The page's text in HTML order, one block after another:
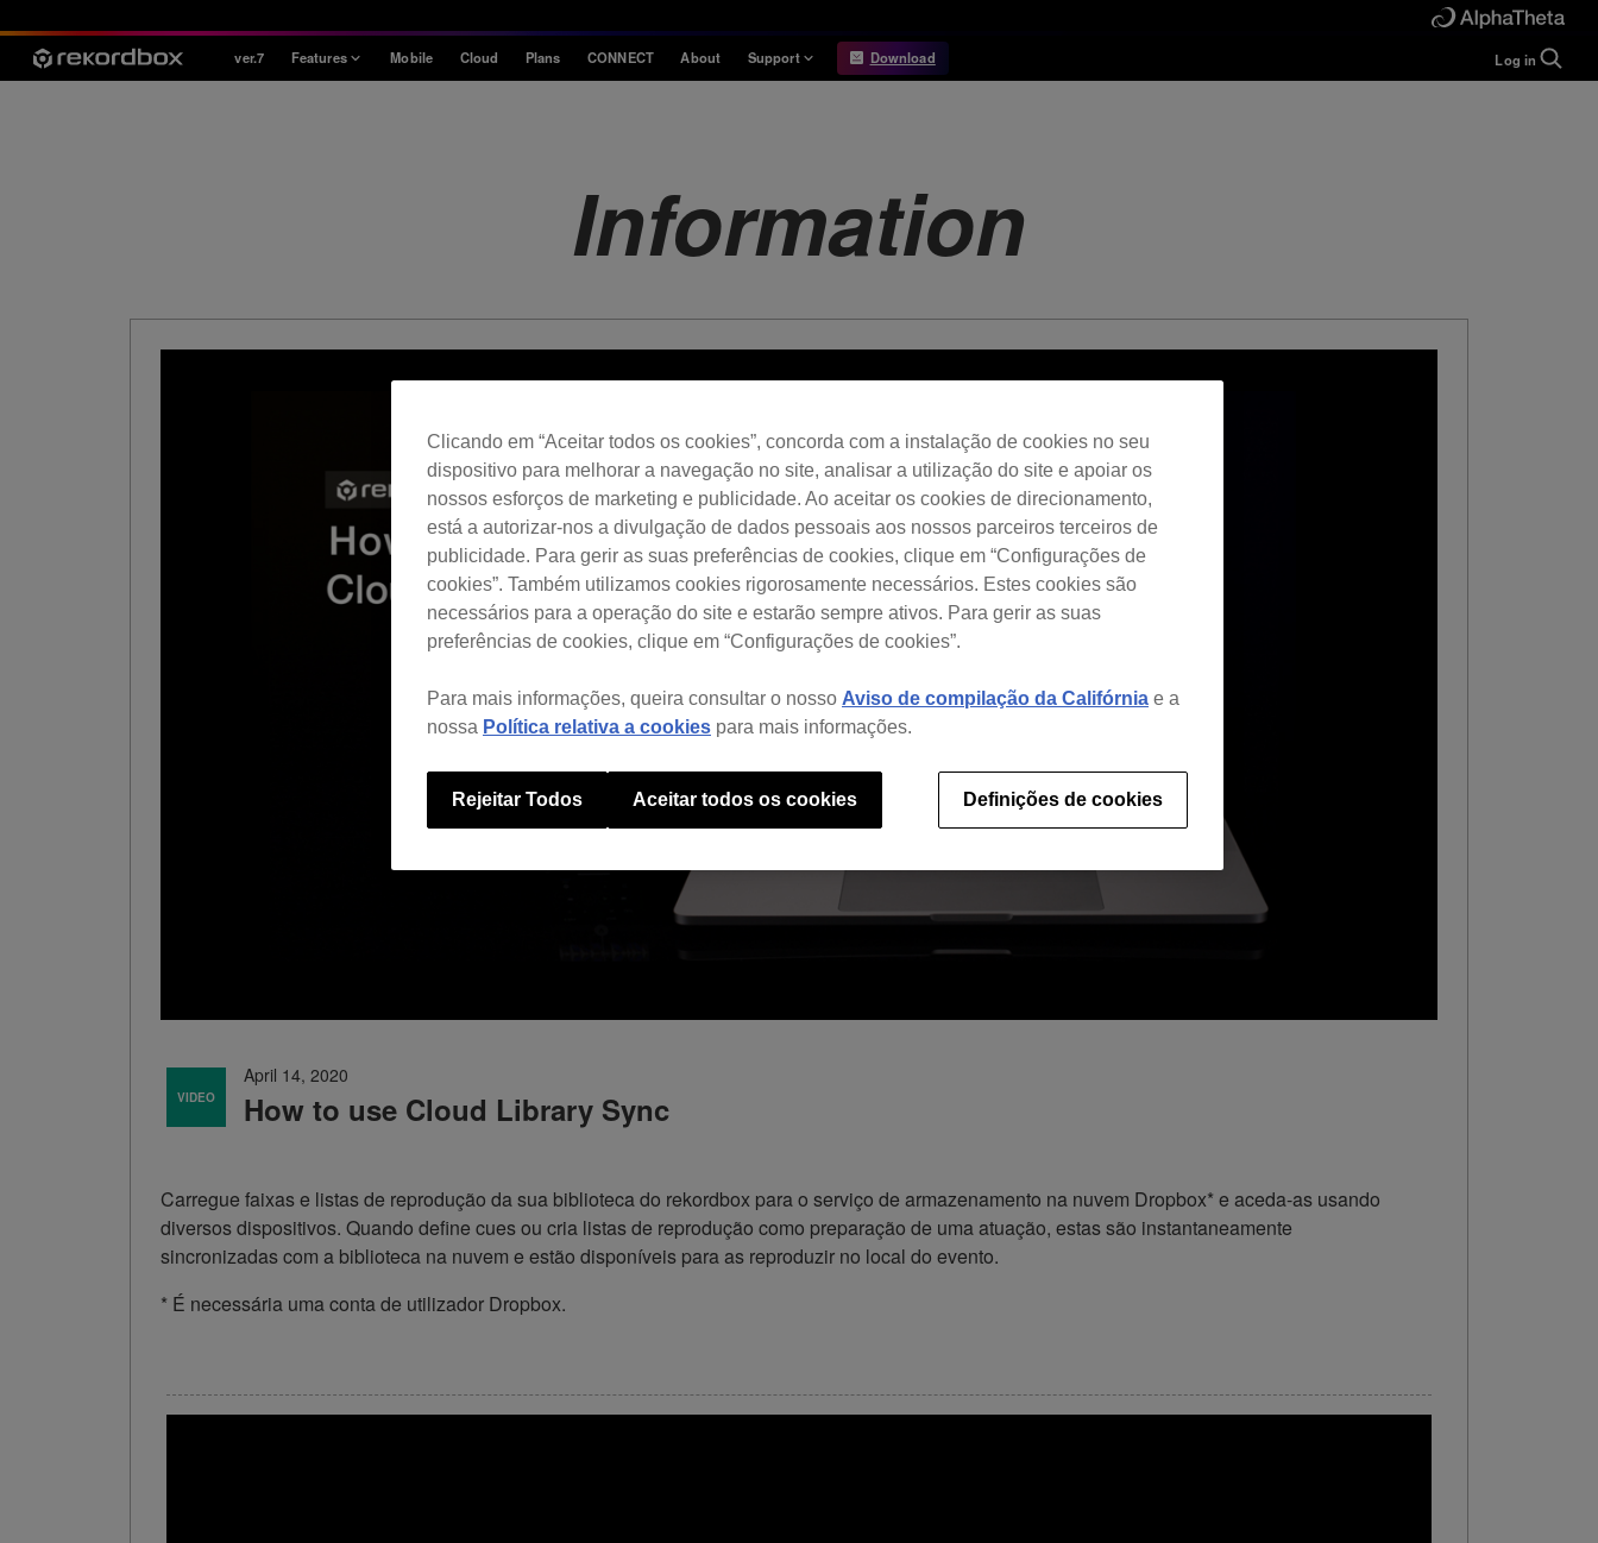
ver.7 Features Mobile Cloud Plans CONNECT About Support
Hardware Unlock
Hardware Diagrams
Requirements
Download Log in
Information
VIDEO
April 14, 2020
How to use Cloud Library Sync
Carregue faixas e listas de reprodução da sua biblioteca do rekordbox para o serviço de armazenamento na nuvem Dropbox* e aceda-as usando
diversos dispositivos. Quando define cues ou cria listas de reprodução como preparação de uma atuação, estas são instantaneamente
sincronizadas com a biblioteca na nuvem e estão disponíveis para as reproduzir no local do evento.
* É necessária uma conta de utilizador Dropbox.
Clicando em “Aceitar todos os cookies”, concorda com a instalação de cookies no seu
dispositivo para melhorar a navegação no site, analisar a utilização do site e apoiar os
nossos esforços de marketing e publicidade. Ao aceitar os cookies de direcionamento,
está a autorizar-nos a divulgação de dados pessoais aos nossos parceiros terceiros de
publicidade. Para gerir as suas preferências de cookies, clique em “Configurações de
cookies”. Também utilizamos cookies rigorosamente necessários. Estes cookies são
necessários para a operação do site e estarão sempre ativos. Para gerir as suas
preferências de cookies, clique em “Configurações de cookies”.
Para mais informações, queira consultar o nosso Aviso de compilação da Califórnia e a
nossa Política relativa a cookies para mais informações.
Definições de cookies
Rejeitar Todos Aceitar todos os cookies